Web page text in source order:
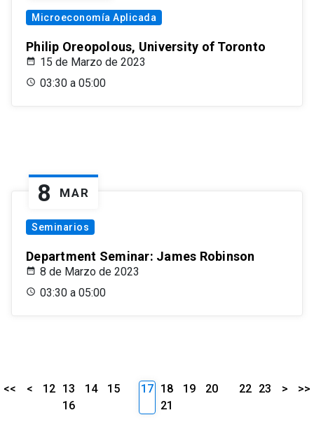
Microeconomía Aplicada
Philip Oreopolous, University of Toronto
15 de Marzo de 2023
03:30 a 05:00
8 MAR
Seminarios
Department Seminar: James Robinson
8 de Marzo de 2023
03:30 a 05:00
<< < 12 13 14
15
16
17 18 19
20
21
22 23 > >>